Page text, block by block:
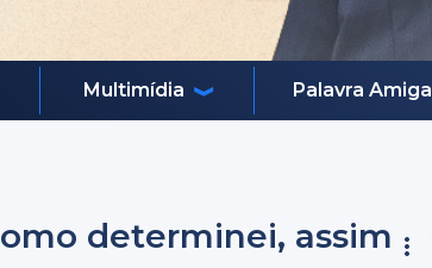
Multimídia Palavra Amiga
determinei, assim